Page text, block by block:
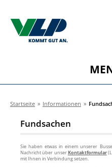
Startseite » Informationen »
Fundsachen
Sie haben etwas in einem unserer
Nachricht über unserKontaktformular
mit Ihnen in Verbindung setzen.